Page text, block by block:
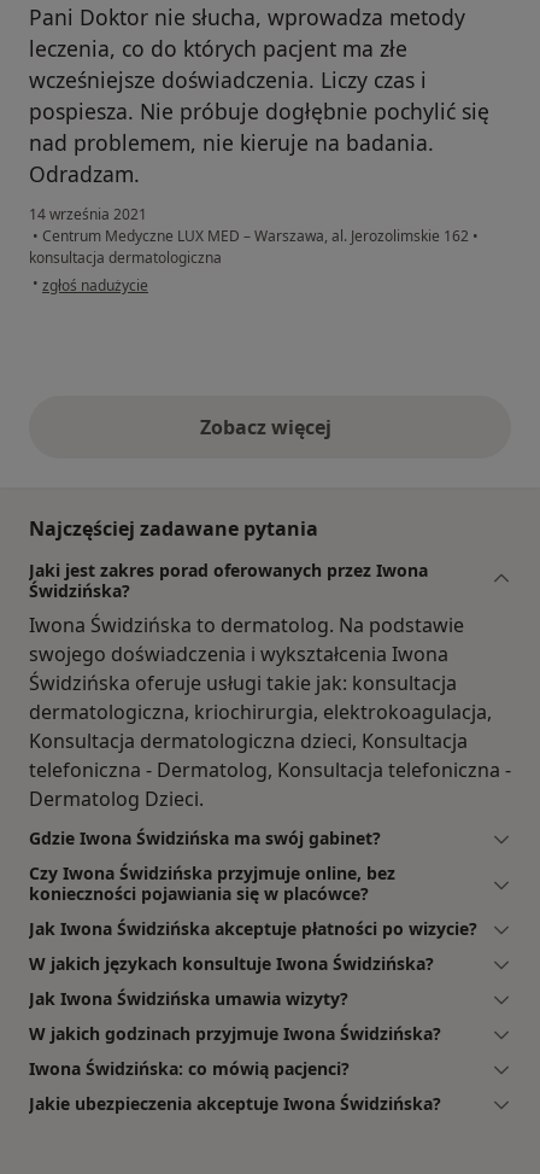
Pani Doktor nie słucha, wprowadza metody
leczenia, co do których pacjent ma złe
wcześniejsze doświadczenia. Liczy czas i
pospiesza. Nie próbuje dogłębnie pochylić się
nad problemem, nie kieruje na badania.
Odradzam.
14 września 2021
• Centrum Medyczne LUX MED – Warszawa, al. Jerozolimskie 162 •
konsultacja dermatologiczna
• w opinii użytkownika K
zgłoś nadużycie
Zobacz więcejopinie powyżej
Najczęściej zadawane pytania
Jaki jest zakres porad oferowanych przez Iwona
Świdzińska?
Iwona Świdzińska to dermatolog. Na podstawie
swojego doświadczenia i wykształcenia Iwona
Świdzińska oferuje usługi takie jak: konsultacja
dermatologiczna, kriochirurgia, elektrokoagulacja,
Konsultacja dermatologiczna dzieci, Konsultacja
telefoniczna - Dermatolog, Konsultacja telefoniczna -
Dermatolog Dzieci.
Gdzie Iwona Świdzińska ma swój gabinet?
Czy Iwona Świdzińska przyjmuje online, bez
konieczności pojawiania się w placówce?
Jak Iwona Świdzińska akceptuje płatności po wizycie?
W jakich językach konsultuje Iwona Świdzińska?
Jak Iwona Świdzińska umawia wizyty?
W jakich godzinach przyjmuje Iwona Świdzińska?
Iwona Świdzińska: co mówią pacjenci?
Jakie ubezpieczenia akceptuje Iwona Świdzińska?